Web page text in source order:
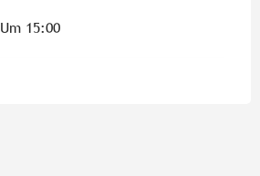
Um 15:00